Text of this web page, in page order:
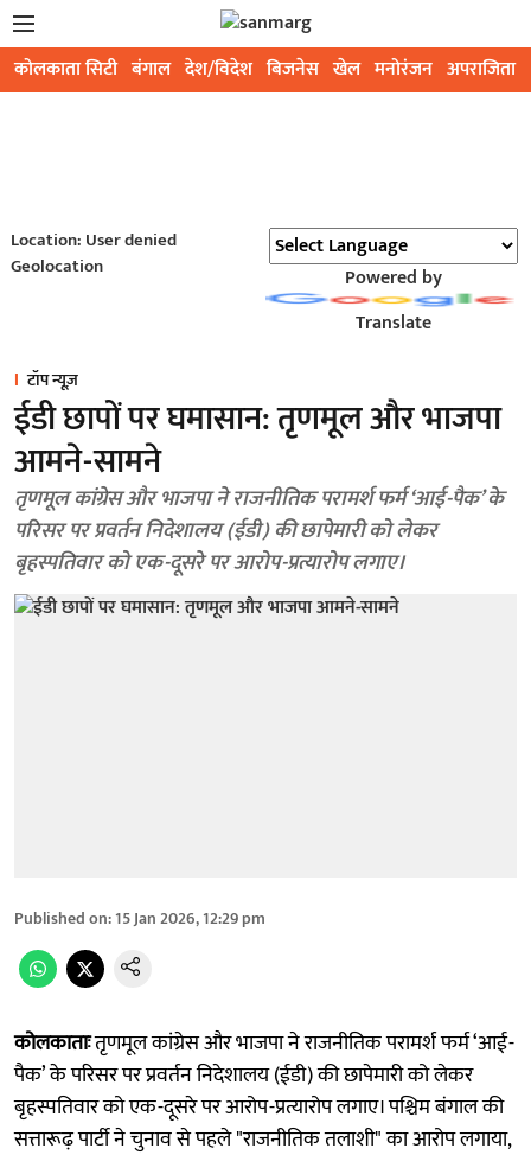
कोलकाता सिटी बंगाल देश/विदेश बिजनेस खेल मनोरंजन अपराजिता
Location: User denied
Geolocation
Powered by
Translate
टॉप न्यूज़
ईडी छापों पर घमासान: तृणमूल और भाजपा
आमने-सामने
तृणमूल कांग्रेस और भाजपा ने राजनीतिक परामर्श फर्म ‘आई-पैक’ के
परिसर पर प्रवर्तन निदेशालय (ईडी) की छापेमारी को लेकर
बृहस्पतिवार को एक-दूसरे पर आरोप-प्रत्यारोप लगाए।
Published on:15 Jan 2026, 12:29 pm
कोलकाताःतृणमूल कांग्रेस और भाजपा ने राजनीतिक परामर्श फर्म ‘आई-
पैक’ के परिसर पर प्रवर्तन निदेशालय (ईडी) की छापेमारी को लेकर
बृहस्पतिवार को एक-दूसरे पर आरोप-प्रत्यारोप लगाए। पश्चिम बंगाल की
सत्तारूढ़ पार्टी ने चुनाव से पहले "राजनीतिक तलाशी" का आरोप लगाया,